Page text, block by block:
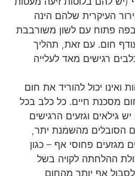
העיקרית שלהם הינה
פתוח עם לשון משורבבת
חום. עם זאת, תהליך
רגישים מאד לעלייה
יכול להוריד את חום
מסכנת חיים. כל כלב בכל
גילאים וגזעים הרגישים
הסובלים מהשמנת יתר,
מגזעים פחוסי אף – כגון
ההלחתה לקויה בשל
אף יותר מהחום